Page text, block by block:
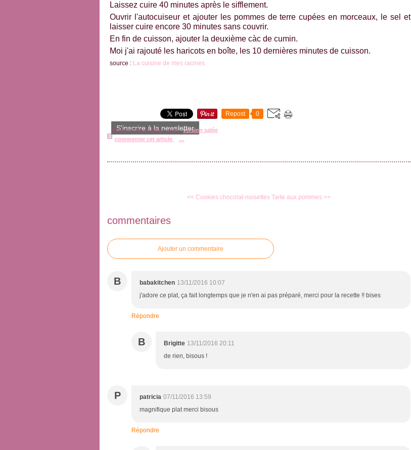
Laissez cuire 40 minutes après le sifflement.
Ouvrir l'autocuiseur et ajouter les pommes de terre cupées en morceaux, le sel et
laisser cuire encore 30 minutes sans couvrir.
En fin de cuisson, ajouter la deuxième càc de cumin.
Moi j'ai rajouté les haricots en boîte, les 10 dernières minutes de cuisson.
source : La cuisine de mes racines
Repost 0
S'inscrire à la newsletter
Published by Brigitte -dans version salée
commenter cet article
…
<< Cookies chocolat-noisettes Tarte aux pommes >>
commentaires
Ajouter un commentaire
B babakitchen 13/11/2016 10:07
j'adore ce plat, ça fait longtemps que je n'en ai pas préparé, merci pour la recette !! bises
Répondre
B Brigitte 13/11/2016 20:11
de rien, bisous !
P patricia 07/11/2016 13:59
magnifique plat merci bisous
Répondre